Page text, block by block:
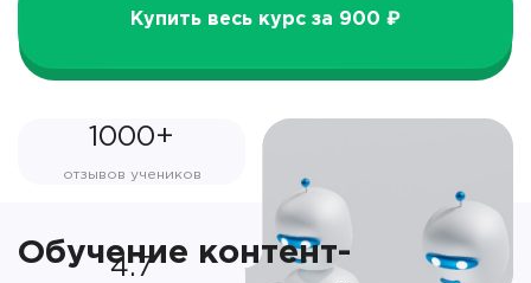
Купить весь курс за 900 ₽
1000+
отзывов учеников
4.7
Обучение контент-